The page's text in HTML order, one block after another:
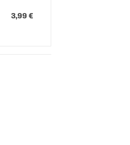
3,99 €